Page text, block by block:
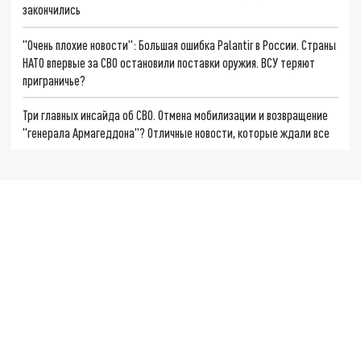
закончились
"Очень плохие новости": Большая ошибка Palantir в России. Страны
НАТО впервые за СВО остановили поставки оружия. ВСУ теряют
приграничье?
Три главных инсайда об СВО. Отмена мобилизации и возвращение
"генерала Армагеддона"? Отличные новости, которые ждали все